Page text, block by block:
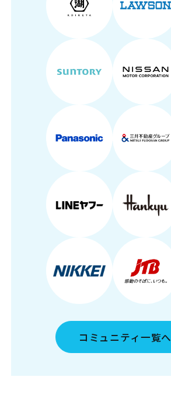
コミュニティ一覧へ